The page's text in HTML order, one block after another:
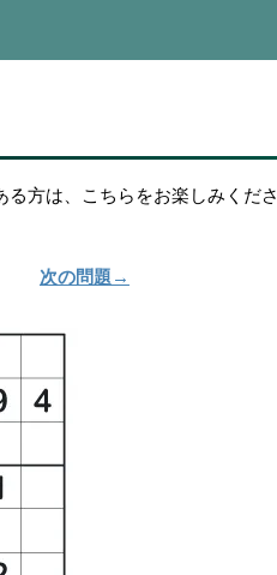
方は、こちらをお楽しみくださ
次の問題→